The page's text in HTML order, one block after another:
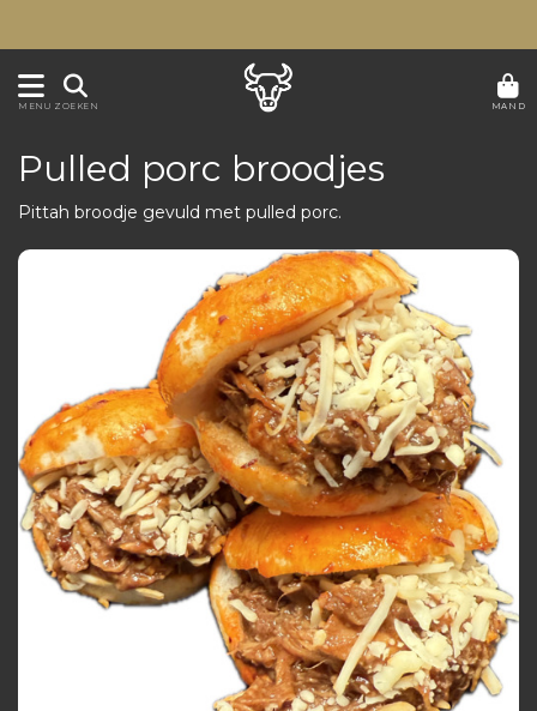
MENU ZOEKEN MAND
Pulled porc broodjes
Pittah broodje gevuld met pulled porc.